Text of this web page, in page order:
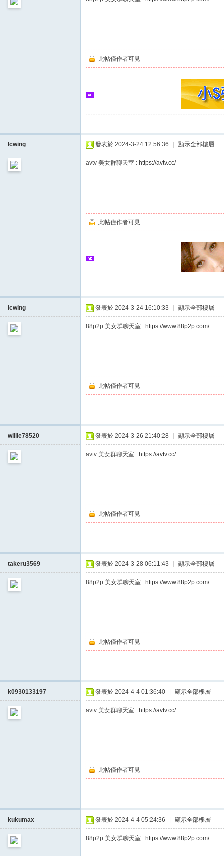
此帖僅作者可見
lcwing 發表於 2024-3-24 12:56:36 顯示全部樓層
此帖僅作者可見
lcwing 發表於 2024-3-24 16:10:33 顯示全部樓層
此帖僅作者可見
willie78520 發表於 2024-3-26 21:40:28 顯示全部樓層
此帖僅作者可見
takeru3569 發表於 2024-3-28 06:11:43 顯示全部樓層
此帖僅作者可見
k0930133197 發表於 2024-4-4 01:36:40 顯示全部樓層
此帖僅作者可見
kukumax 發表於 2024-4-4 05:24:36 顯示全部樓層